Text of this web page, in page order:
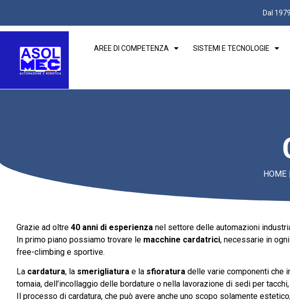
Dal
AREE DI COMPETENZA SISTEMI E TECNOLOGIE
HOME|
Grazie ad oltre 40 anni di esperienza nel settore delle automazioni
In primo piano possiamo trovare le macchine cardatrici, necessarie in
free-climbing e sportive.
La cardatura, la smerigliatura e la sfioratura delle varie componenti che
tomaia, dell’incollaggio delle bordature o nella lavorazione di sedi per
Il processo di cardatura, che può avere anche uno scopo solamente